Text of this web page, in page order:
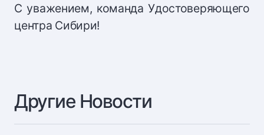
С уважением, команда Удостоверяющего
центра Сибири!
Другие Новости